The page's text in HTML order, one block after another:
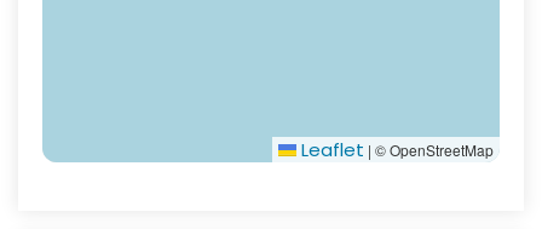
Leaflet | © OpenStreetMap